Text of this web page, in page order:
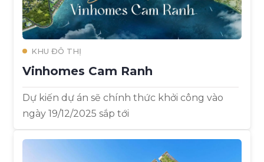
KHU ĐÔ THỊ
Vinhomes Cam Ranh
Dự kiến dự án sẽ chính thức khởi công vào
ngày 19/12/2025 sắp tới